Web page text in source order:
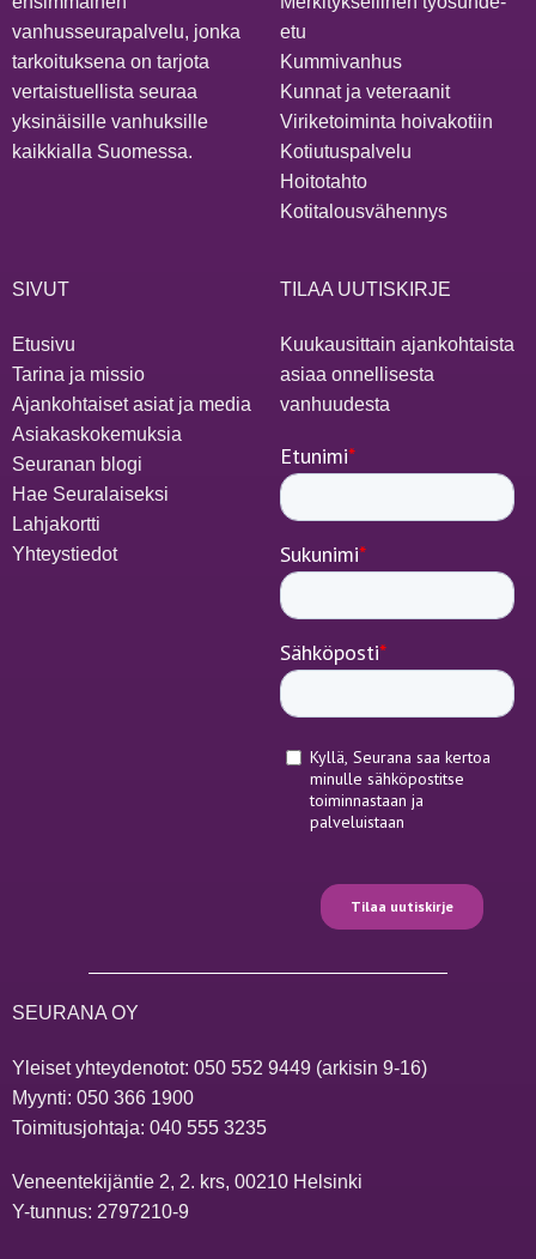
vanhusseurapalvelu, jonka
tarkoituksena on tarjota
vertaistuellista seuraa
yksinäisille vanhuksille
kaikkialla Suomessa.
etu
Kummivanhus
Kunnat ja veteraanit
Viriketoiminta hoivakotiin
Kotiutuspalvelu
Hoitotahto
Kotitalousvähennys
SIVUT
Etusivu
Tarina ja missio
Ajankohtaiset asiat ja media
Asiakaskokemuksia
Seuranan blogi
Hae Seuralaiseksi
Lahjakortti
Yhteystiedot
TILAA UUTISKIRJE
Kuukausittain ajankohtaista
asiaa onnellisesta
vanhuudesta
SEURANA OY
Yleiset yhteydenotot: 050 552 9449(arkisin 9-16)
Myynti: 050 366 1900
Toimitusjohtaja: 040 555 3235
Veneentekijäntie 2, 2. krs, 00210 Helsinki
Y-tunnus: 2797210-9